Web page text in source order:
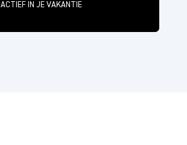
ACTIEF IN JE VAKANTIE